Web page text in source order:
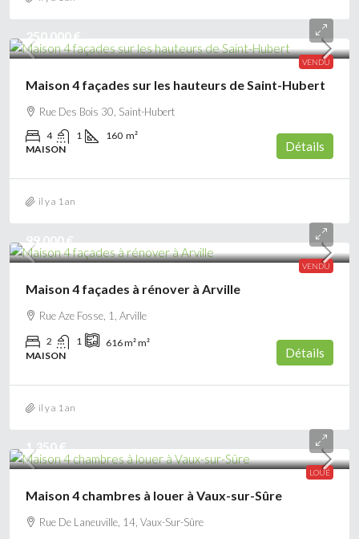
VENDU
250 000 €
Maison 4 façades sur les hauteurs de Saint-Hubert
Rue Des Bois 30, Saint-Hubert
4 1 160 m²
MAISON
Détails
il y a 1 an
VENDU
99 000 €
Maison 4 façades à rénover à Arville
Rue Aze Fosse, 1, Arville
2 1 616 m²m²
MAISON
Détails
il y a 1 an
LOUÉ
1 350 €
Maison 4 chambres à louer à Vaux-sur-Sûre
Rue De Laneuville, 14, Vaux-Sur-Sûre